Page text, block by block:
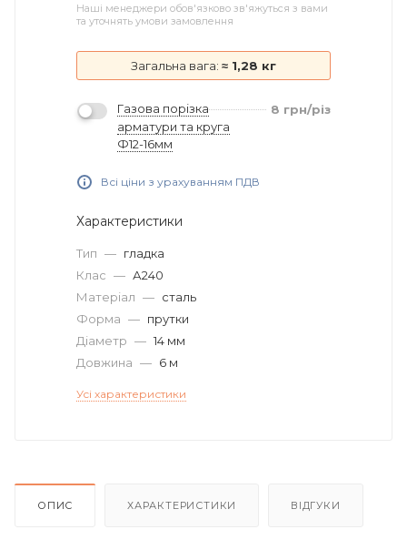
Наші менеджери обов'язково зв'яжуться з вами
та уточнять умови замовлення
Загальна вага: ≈ 1,28 кг
Газова порізка
арматури та круга
Ф12-16мм
8 грн/різ
Всі ціни з урахуванням ПДВ
Характеристики
Тип — гладка
Клас — А240
Матеріал — сталь
Форма — прутки
Діаметр — 14 мм
Довжина — 6 м
Усі характеристики
ОПИС ХАРАКТЕРИСТИКИ ВІДГУКИ